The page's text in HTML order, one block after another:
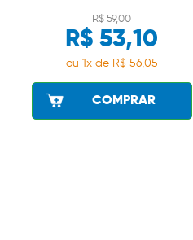
R$ 59,00
R$ 53,10
ou 1x de R$ 56,05
COMPRAR